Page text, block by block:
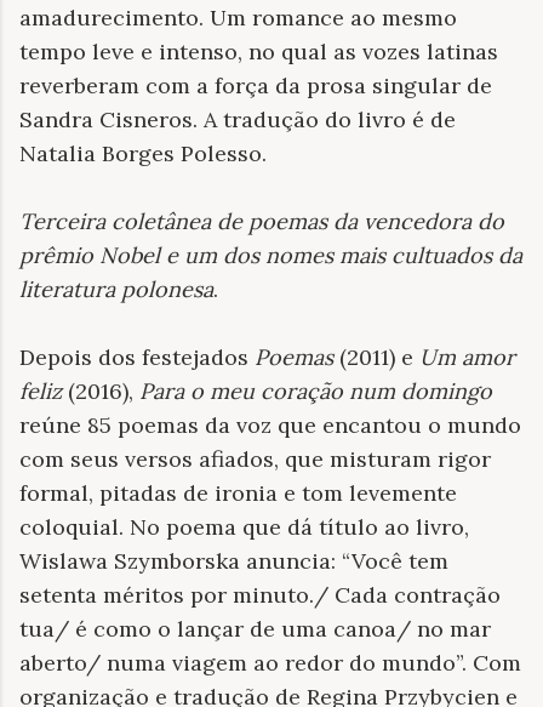
amadurecimento. Um romance ao mesmo
tempo leve e intenso, no qual as vozes latinas
reverberam com a força da prosa singular de
Sandra Cisneros. A tradução do livro é de
Natalia Borges Polesso.
Terceira coletânea de poemas da vencedora do
prêmio Nobel e um dos nomes mais cultuados da
literatura polonesa.
Depois dos festejados Poemas(2011) e Um amor
feliz(2016), Para o meu coração num domingo
reúne 85 poemas da voz que encantou o mundo
com seus versos afiados, que misturam rigor
formal, pitadas de ironia e tom levemente
coloquial. No poema que dá título ao livro,
Wislawa Szymborska anuncia: “Você tem
setenta méritos por minuto./ Cada contração
tua/ é como o lançar de uma canoa/ no mar
aberto/ numa viagem ao redor do mundo”. Com
organização e tradução de Regina Przybycien e